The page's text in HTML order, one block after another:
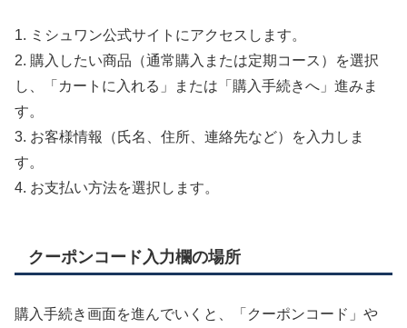
1. ミシュワン公式サイトにアクセスします。
2. 購入したい商品（通常購入または定期コース）を選択
し、「カートに入れる」または「購入手続きへ」進みま
す。
3. お客様情報（氏名、住所、連絡先など）を入力しま
す。
4. お支払い方法を選択します。
クーポンコード入力欄の場所
購入手続き画面を進んでいくと、「クーポンコード」や